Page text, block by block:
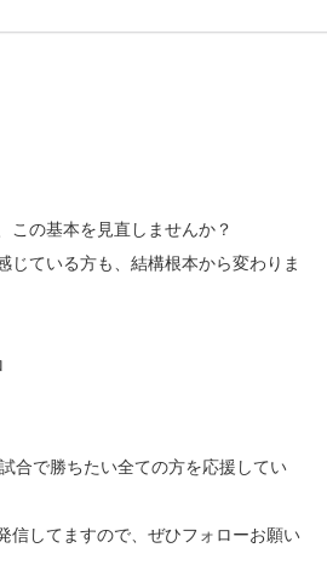
この基本を見直しませんか？
じている方も、結構根本から変わりま
合で勝ちたい全ての方を応援してい
信してますので、ぜひフォローお願い